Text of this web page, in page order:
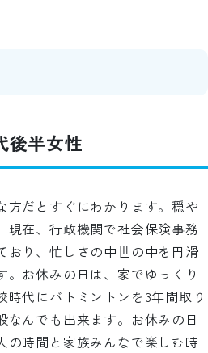
後半女性
方だとすぐにわかります。穏や
現在、行政機関で社会保険事務
おり、忙しさの中世の中を円滑
お休みの日は、家でゆっくり
代にバトミントンを3年間取り
んでも出来ます。お休みの日
の時間と家族みんなで楽しむ時